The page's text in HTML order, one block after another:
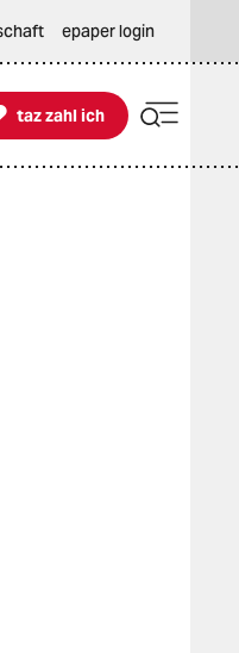
epaper login
zahl ich
taz zahl ich